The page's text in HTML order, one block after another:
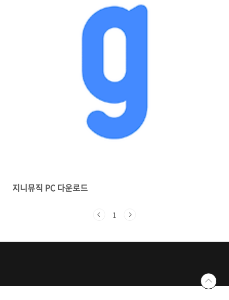
지니뮤직 PC 다운로드
1